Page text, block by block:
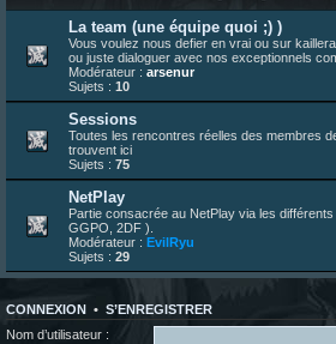
La team (une équipe quoi ;) )
Vous voulez nous defier en vrai ou sur
ou juste dialoguer avec nos exceptionnels
Modérateur : arsenur
Sujets : 10
Sessions
Toutes les rencontres réelles des membres
trouvent ici
Sujets : 75
NetPlay
Partie consacrée au NetPlay via les
GGPO, 2DF ).
Modérateur : EvilRyu
Sujets : 29
CONNEXION • S’ENREGISTRER
Nom d’utilisateur :